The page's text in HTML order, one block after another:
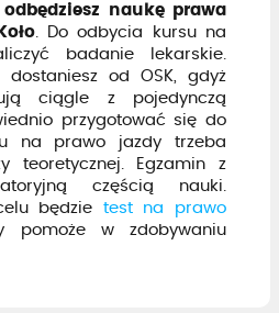
odbędziesz naukę prawa
. Do odbycia kursu na
badanie lekarskie.
dostaniesz od OSK, gdyż
ciągle z pojedynczą
przygotować się do
na prawo jazdy trzeba
teoretycznej. Egzamin z
częścią nauki.
będzie test na prawo
pomoże w zdobywaniu